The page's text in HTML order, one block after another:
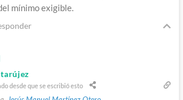
mínimo exigible.
desde que se escribió esto